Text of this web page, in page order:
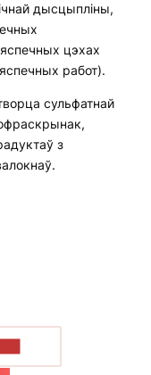
дысцыпліны,
цэхах
работ).
сульфатнай
з